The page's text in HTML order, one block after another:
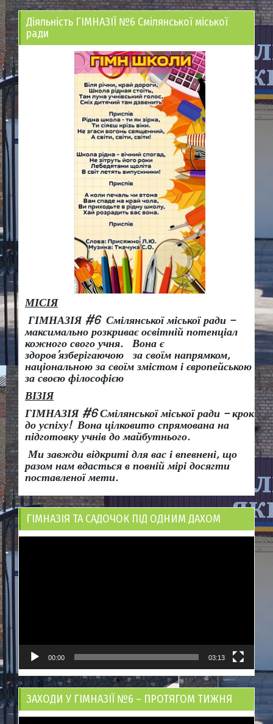
Діяльність ГІМНАЗІЇ №6 Смілянської міської
ради
МІСІЯ
ГІМНАЗІЯ #6 Смілянської міської ради –
максимально розкриває освітній потенціал
кожного свого учня.
Вона є
здоров’язберігаючою за своїм напрямком,
національною за своїм змістом і європейською
за своєю філософією
ВІЗІЯ
ГІМНАЗІЯ #6 Смілянської міської ради – крок
до успіху! Вона цілковито спрямована на
підготовку учнів до майбутнього.
Ми завжди відкриті для вас і впевнені, що
разом нам вдасться в повній мірі досягти
поставленої мети.
ГІМНАЗІЯ ТА САДОЧОК ПІД ОДНИМ ДАХОМ
00:00 03:13
ЗАХОДИ У ГІМНАЗІЇ №6 – ПРОТЯГОМ ТИЖНЯ